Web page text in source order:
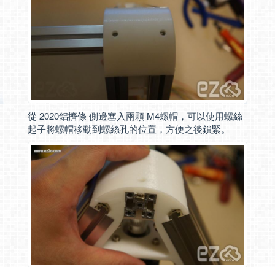
從 2020鋁擠條 側邊塞入兩顆 M4螺帽，可以使用螺絲
起子將螺帽移動到螺絲孔的位置，方便之後鎖緊。